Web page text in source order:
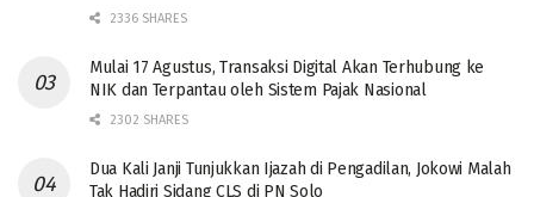
2336 SHARES
Mulai 17 Agustus, Transaksi Digital Akan Terhubung ke
NIK dan Terpantau oleh Sistem Pajak Nasional
2302 SHARES
Dua Kali Janji Tunjukkan Ijazah di Pengadilan, Jokowi Malah
Tak Hadiri Sidang CLS di PN Solo